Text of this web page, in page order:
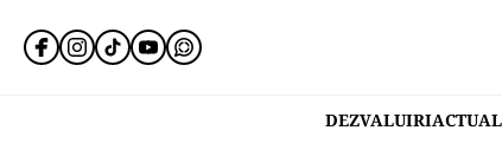
DEZVALUIRI